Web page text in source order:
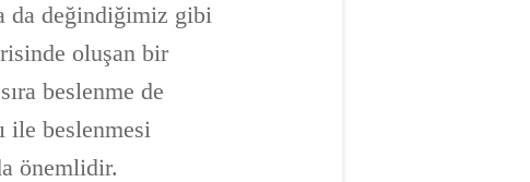
da değindiğimiz gibi
oluşan bir
beslenme de
ile beslenmesi
önemlidir.